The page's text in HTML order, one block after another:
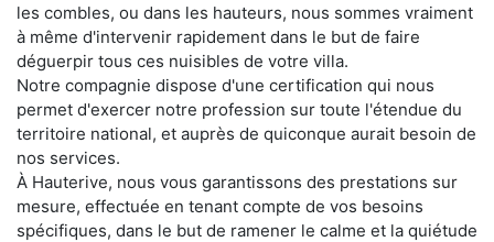
les combles, ou dans les hauteurs, nous sommes vraiment
à même d'intervenir rapidement dans le but de faire
déguerpir tous ces nuisibles de votre villa.
Notre compagnie dispose d'une certification qui nous
permet d'exercer notre profession sur toute l'étendue du
territoire national, et auprès de quiconque aurait besoin de
nos services.
À Hauterive, nous vous garantissons des prestations sur
mesure, effectuée en tenant compte de vos besoins
spécifiques, dans le but de ramener le calme et la quiétude